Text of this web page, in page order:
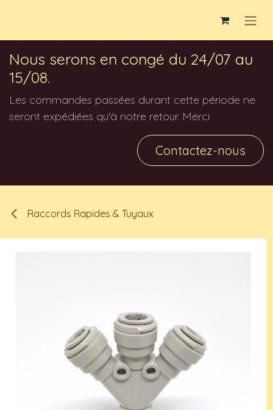
Nous serons en congé du 24/07 au
15/08.
Les commandes passées durant cette période ne
seront expédiées qu'à notre retour. Merci
Contactez-nous
Raccords Rapides & Tuyaux